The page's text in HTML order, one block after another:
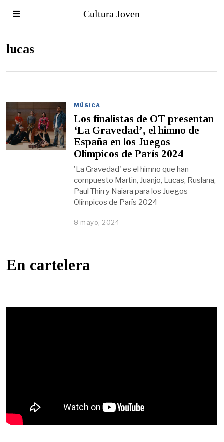
Cultura Joven
lucas
MÚSICA
Los finalistas de OT presentan
‘La Gravedad’, el himno de
España en los Juegos
Olímpicos de París 2024
'La Gravedad' es el himno que han
compuesto Martin, Juanjo, Lucas, Ruslana,
Paul Thin y Naiara para los Juegos
Olímpicos de París 2024
8 mayo, 2024
En cartelera